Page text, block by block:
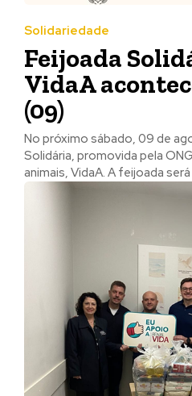
Solidariedade
Feijoada
VidaA
(09)
No próximo sábado, 09 de
Solidária, promovida pela
animais, VidaA. A